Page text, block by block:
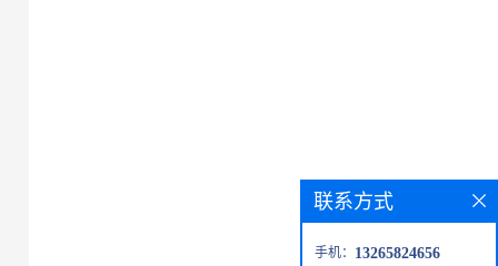
联系方式
手机： 13265824656